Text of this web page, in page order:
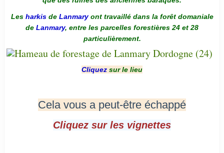
Les harkis de Lanmaryont travaillé dans la forêt domaniale
de Lanmary, entre les parcelles forestières 24 et 28
particulièrement.
Cliquez sur le lieu
Cela vous a peut-être échappé
Cliquez sur les vignettes